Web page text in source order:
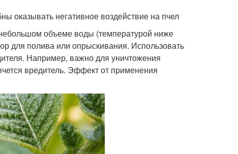
оказывать негативное воздействие на пчел
объеме воды (температурой ниже
для полива или опрыскивания. Использовать
Например, важно для уничтожения
вредитель. Эффект от применения